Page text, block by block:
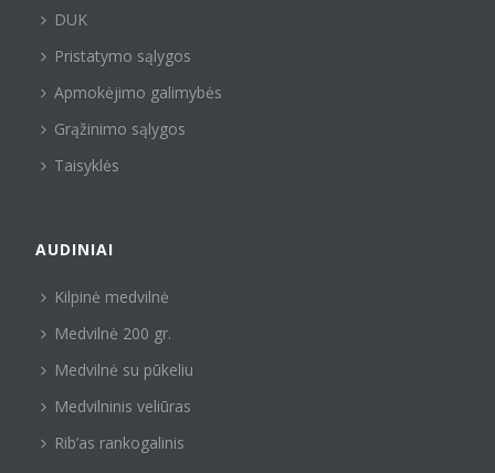
DUK
Pristatymo sąlygos
Apmokėjimo galimybės
Grąžinimo sąlygos
Taisyklės
AUDINIAI
Kilpinė medvilnė
Medvilnė 200 gr.
Medvilnė su pūkeliu
Medvilninis veliūras
Rib’as rankogalinis